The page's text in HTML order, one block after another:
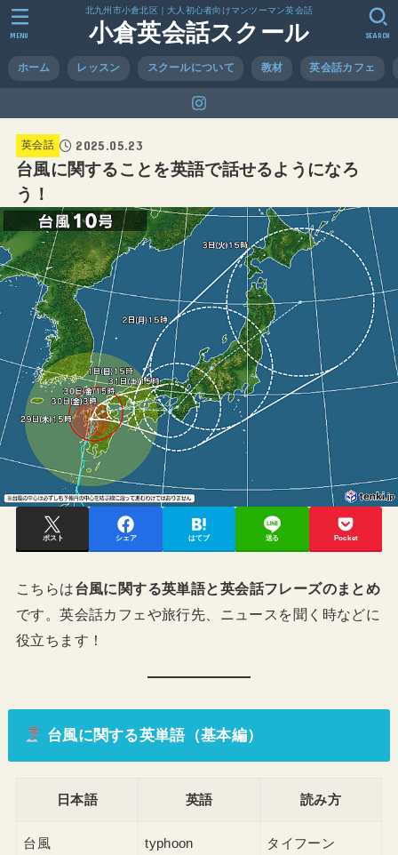
北九州市小倉北区｜大人初心者向けマンツーマン英会話
小倉英会話スクール
ホーム レッスン スクールについて 教材 英会話カフェ
SEARCH
MENU
英会話 2025.05.23
台風に関することを英語で話せるようになろ
う！
ポスト シェア はてブ 送る Pocket
こちらは台風に関する英単語と英会話フレーズのまとめ
です。英会話カフェや旅行先、ニュースを聞く時などに
役立ちます！
台風に関する英単語（基本編）
日本語 英語 読み方
台風 typhoon タイフーン